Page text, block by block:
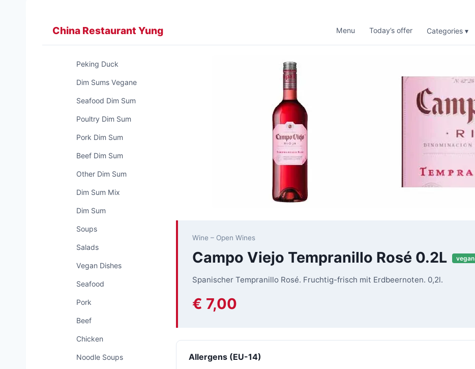
China Restaurant Yung Menu Today’s offer Categories ▾
Peking Duck
Dim Sums Vegane
Seafood Dim Sum
Poultry Dim Sum
Pork Dim Sum
Beef Dim Sum
Other Dim Sum
Dim Sum Mix
Dim Sum
Soups
Salads
Vegan Dishes
Seafood
Pork
Beef
Chicken
Noodle Soups
Wine – Open Wines
Campo Viejo Tempranillo Rosé 0.2L vegan
Spanischer Tempranillo Rosé. Fruchtig-frisch mit Erdbeernoten. 0,2l.
€ 7,00
Allergens (EU-14)